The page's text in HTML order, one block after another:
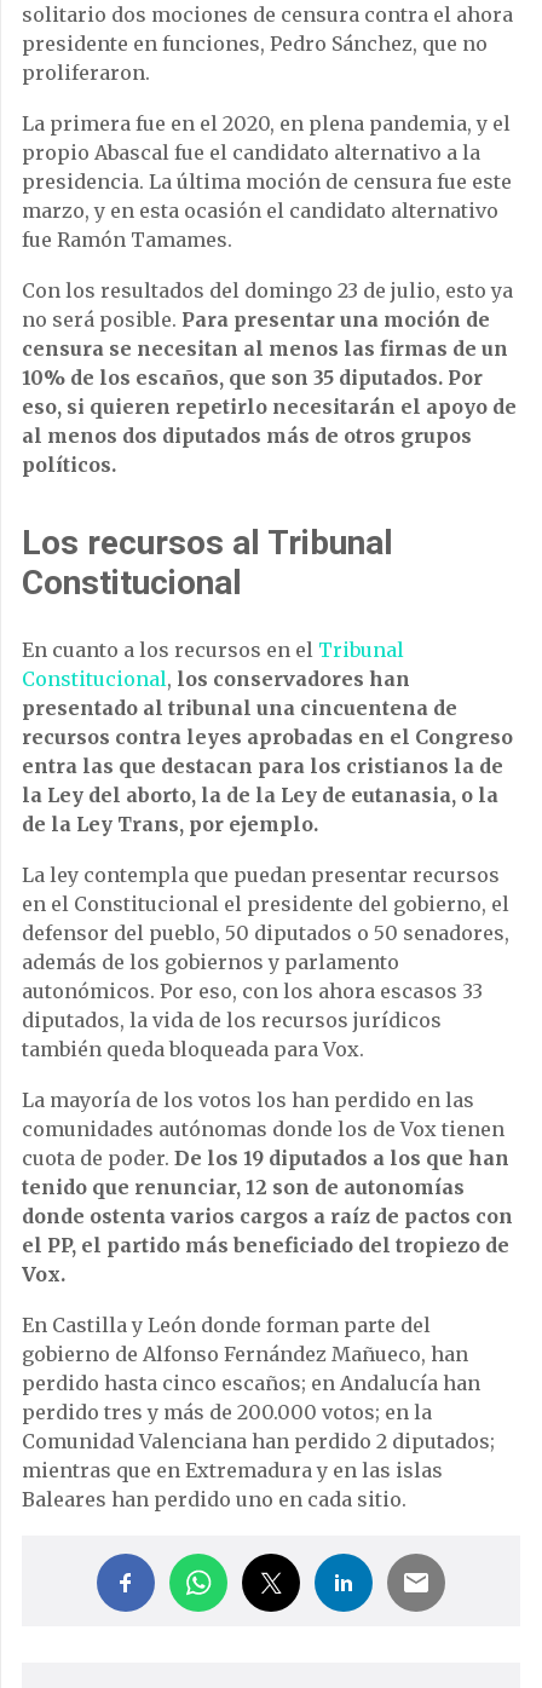
solitario dos mociones de censura contra el ahora
presidente en funciones, Pedro Sánchez, que no
proliferaron.
La primera fue en el 2020, en plena pandemia, y el
propio Abascal fue el candidato alternativo a la
presidencia. La última moción de censura fue este
marzo, y en esta ocasión el candidato alternativo
fue Ramón Tamames.
Con los resultados del domingo 23 de julio, esto ya
no será posible. Para presentar una moción de
censura se necesitan al menos las firmas de un
10% de los escaños, que son 35 diputados. Por
eso, si quieren repetirlo necesitarán el apoyo de
al menos dos diputados más de otros grupos
políticos.
Los recursos al Tribunal
Constitucional
En cuanto a los recursos en el Tribunal
Constitucional, los conservadores han
presentado al tribunal una cincuentena de
recursos contra leyes aprobadas en el Congreso
entra las que destacan para los cristianos la de
la Ley del aborto, la de la Ley de eutanasia, o la
de la Ley Trans, por ejemplo.
La ley contempla que puedan presentar recursos
en el Constitucional el presidente del gobierno, el
defensor del pueblo, 50 diputados o 50 senadores,
además de los gobiernos y parlamento
autonómicos. Por eso, con los ahora escasos 33
diputados, la vida de los recursos jurídicos
también queda bloqueada para Vox.
La mayoría de los votos los han perdido en las
comunidades autónomas donde los de Vox tienen
cuota de poder. De los 19 diputados a los que han
tenido que renunciar, 12 son de autonomías
donde ostenta varios cargos a raíz de pactos con
el PP, el partido más beneficiado del tropiezo de
Vox.
En Castilla y León donde forman parte del
gobierno de Alfonso Fernández Mañueco, han
perdido hasta cinco escaños; en Andalucía han
perdido tres y más de 200.000 votos; en la
Comunidad Valenciana han perdido 2 diputados;
mientras que en Extremadura y en las islas
Baleares han perdido uno en cada sitio.